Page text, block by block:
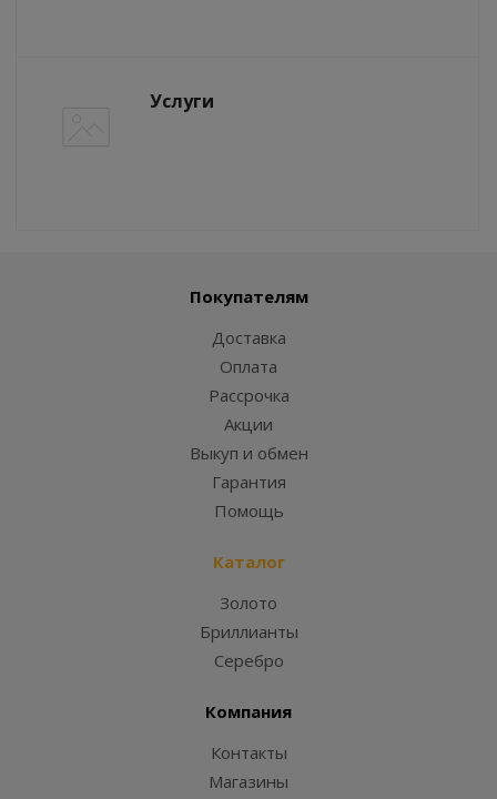
Услуги
Покупателям
Доставка
Оплата
Рассрочка
Акции
Выкуп и обмен
Гарантия
Помощь
Каталог
Золото
Бриллианты
Серебро
Компания
Контакты
Магазины